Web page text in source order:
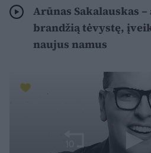
Arūnas Sakalauskas
brandžią tėvystę,
naujus namus